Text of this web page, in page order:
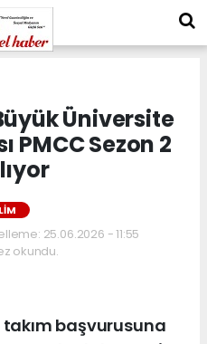
Üniversite
PMCC Sezon 2
25.06.2026 - 11:55
okundu.
başvurusuna